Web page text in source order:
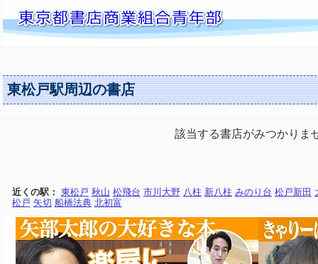
東松戸駅周辺の書店
該当する書店がみつかりま
近くの駅： 東松戸 秋山 松飛台 市川大野 八柱 新八柱 みのり台 松戸新田
松戸 矢切 船橋法典 北初富